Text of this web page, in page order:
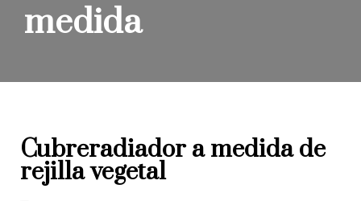
medida
Cubreradiador a medida de
rejilla vegetal